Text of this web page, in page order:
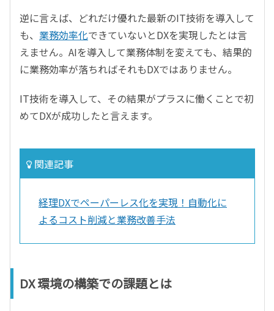
逆に言えば、どれだけ優れた最新のIT技術を導入して
も、 業務効率化できていないとDXを実現したとは言
えません。AIを導入して業務体制を変えても、結果的
に業務効率が落ちればそれもDXではありません。
IT技術を導入して、その結果がプラスに働くことで初
めてDXが成功したと言えます。
関連記事
経理DXでペーパーレス化を実現！自動化に
よるコスト削減と業務改善手法
DX 環境の構築での課題とは